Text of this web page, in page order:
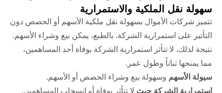
سهولة نقل الملكية والاستمرارية
تتميز شركات الأموال بسهولة نقل ملكية الأسهم أو الحصص دون
التأثير على استمرارية الشركة. بالطبع، يمكن بيع وشراء الأسهم.
نتيجة لذلك، لا تتأثر استمرارية الشركة بوفاة أحد المساهمين،
مما يمنحها ثباتاً وطول عمر.
سيولة الأسهم وسهولة بيع وشراء الحصص أو الأسهم.
استمرارية الشركة حيث لا تتأثر بوفاة أو انسحاب المساهمين.